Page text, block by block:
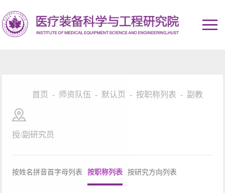
首页 - 师资队伍 - 默认页 - 按职称列表 - 副教
授/副研究员
按姓名拼音首字母列表 按职称列表 按研究方向列表